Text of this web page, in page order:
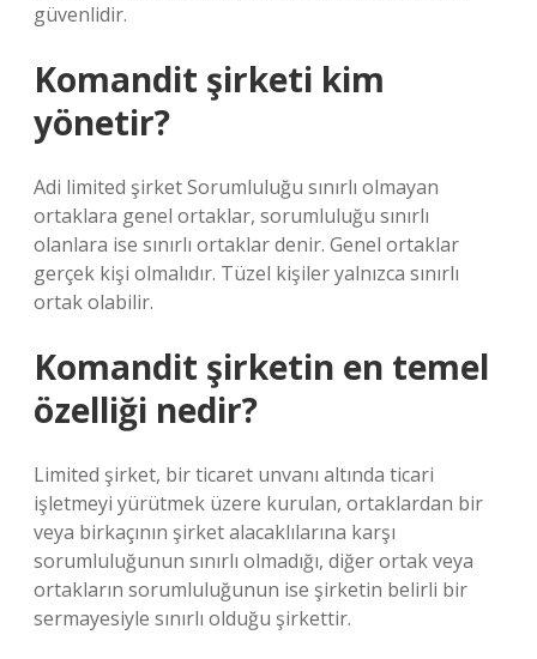
güvenlidir.
Komandit şirketi kim
yönetir?
Adi limited şirket Sorumluluğu sınırlı olmayan
ortaklara genel ortaklar, sorumluluğu sınırlı
olanlara ise sınırlı ortaklar denir. Genel ortaklar
gerçek kişi olmalıdır. Tüzel kişiler yalnızca sınırlı
ortak olabilir.
Komandit şirketin en temel
özelliği nedir?
Limited şirket, bir ticaret unvanı altında ticari
işletmeyi yürütmek üzere kurulan, ortaklardan bir
veya birkaçının şirket alacaklılarına karşı
sorumluluğunun sınırlı olmadığı, diğer ortak veya
ortakların sorumluluğunun ise şirketin belirli bir
sermayesiyle sınırlı olduğu şirkettir.